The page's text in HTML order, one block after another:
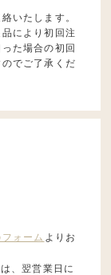
いたします。
により初回注
た場合の初回
でご了承くだ
ォーム よりお
、翌営業日に